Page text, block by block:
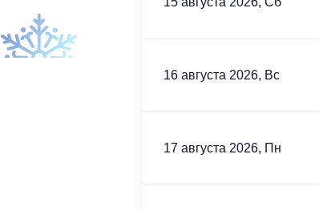
16 августа 2026, Вс
17 августа 2026, Пн